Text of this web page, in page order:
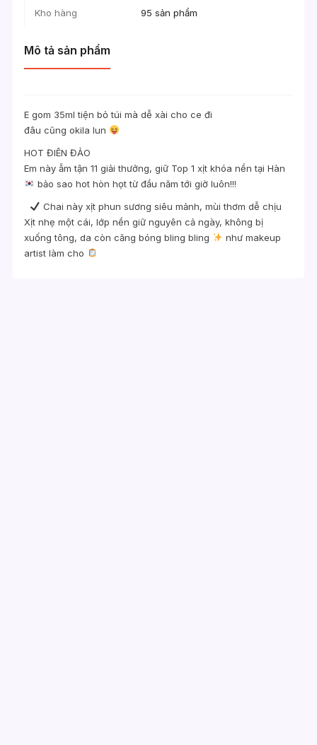
Kho hàng 95 sản phẩm
Mô tả sản phẩm
E gom 35ml tiện bỏ túi mà dễ xài cho ce đi
đâu cũng okila lun
HOT ĐIÊN ĐẢO
Em này ẵm tận 11 giải thưởng, giữ Top 1 xịt khóa nền tại Hàn
bảo sao hot hòn họt từ đầu năm tới giờ luôn!!!
Chai này xịt phun sương siêu mảnh, mùi thơm dễ chịu
Xịt nhẹ một cái, lớp nền giữ nguyên cả ngày, không bị
xuống tông, da còn căng bóng bling bling
như makeup
artist làm cho